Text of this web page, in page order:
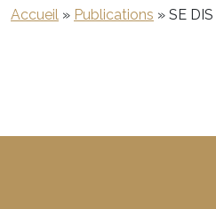
Accueil » Publications » SE